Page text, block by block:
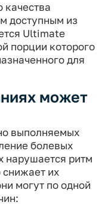
доступным из
Ultimate
порции которого
для
может
выполняемых
болевых
нарушается ритм
снижает их
могут по одной